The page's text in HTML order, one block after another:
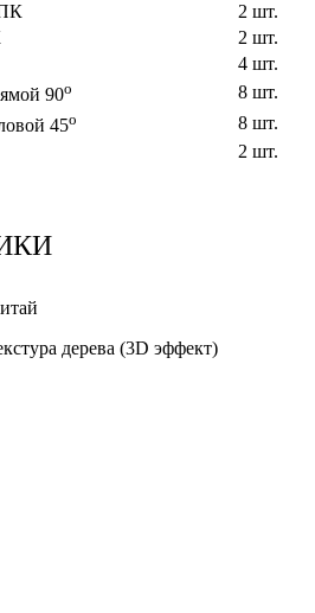
2 шт.
2 шт.
4 шт.
90o
8 шт.
45o
8 шт.
2 шт.
дерева (3D эффект)